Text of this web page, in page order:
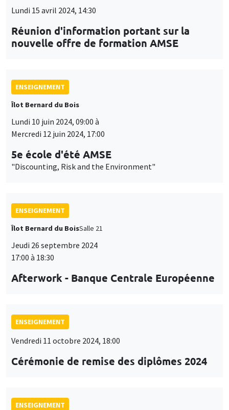
Lundi 15 avril 2024, 14:30
Réunion d'information portant sur la
nouvelle offre de formation AMSE
ENSEIGNEMENT
Îlot Bernard du Bois
Lundi 10 juin 2024, 09:00 à
Mercredi 12 juin 2024, 17:00
5e école d'été AMSE
"Discounting, Risk and the Environment"
ENSEIGNEMENT
Îlot Bernard du BoisSalle 21
Jeudi 26 septembre 2024
17:00 à 18:30
Afterwork - Banque Centrale Européenne
ENSEIGNEMENT
Vendredi 11 octobre 2024, 18:00
Cérémonie de remise des diplômes 2024
ENSEIGNEMENT